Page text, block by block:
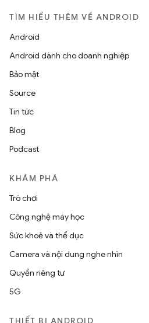
TÌM HIỂU THÊM VỀ ANDROID
Android
Android dành cho doanh nghiệp
Bảo mật
Source
Tin tức
Blog
Podcast
KHÁM PHÁ
Trò chơi
Công nghệ máy học
Sức khoẻ và thể dục
Camera và nội dung nghe nhìn
Quyền riêng tư
5G
THIẾT BỊ ANDROID